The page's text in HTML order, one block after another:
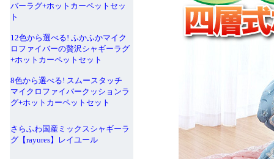
バーラグ+ホットカーペットセッ
ト
12色から選べる! ふかふかマイク
ロファイバーの贅沢シャギーラグ
+ホットカーペットセット
8色から選べる! スムースタッチ
マイクロファイバークッションラ
グ+ホットカーペットセット
さらふわ国産ミックスシャギーラ
グ【rayures】レイユール